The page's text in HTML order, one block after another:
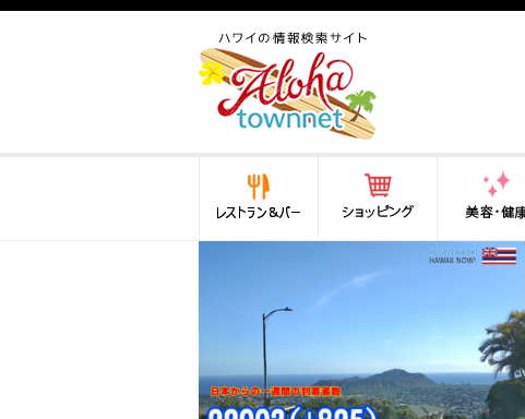
法律から運転免許証まで情
報が満載！
美容・健康